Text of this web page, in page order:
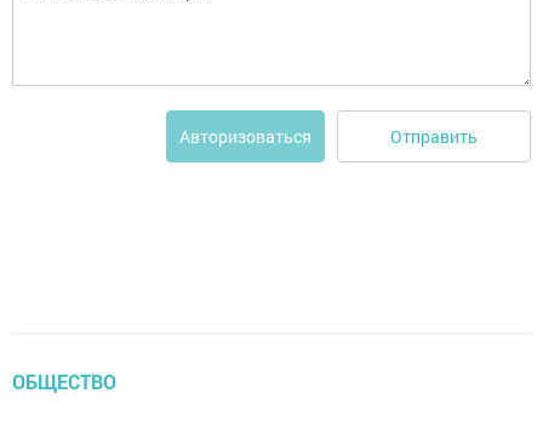
Авторизоваться Отправить
ОБЩЕСТВО